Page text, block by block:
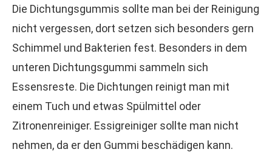
Die Dichtungsgummis sollte man bei der Reinigung
nicht vergessen, dort setzen sich besonders gern
Schimmel und Bakterien fest. Besonders in dem
unteren Dichtungsgummi sammeln sich
Essensreste. Die Dichtungen reinigt man mit
einem Tuch und etwas Spülmittel oder
Zitronenreiniger. Essigreiniger sollte man nicht
nehmen, da er den Gummi beschädigen kann.